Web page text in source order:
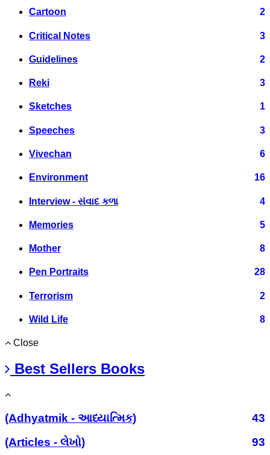
Cartoon 2
Critical Notes 3
Guidelines 2
Reki 3
Sketches 1
Speeches 3
Vivechan 6
Environment 16
Interview - સંવાદ કળા 4
Memories 5
Mother 8
Pen Portraits 28
Terrorism 2
Wild Life 8
Close
Best Sellers Books
(Adhyatmik - આધ્યાત્મિક)
43
(Articles - લેખો)
93